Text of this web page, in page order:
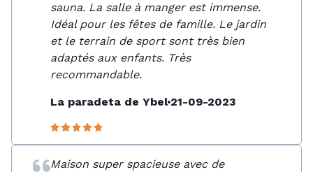
sauna. La salle à manger est immense.
Idéal pour les fêtes de famille. Le jardin
et le terrain de sport sont très bien
adaptés aux enfants. Très
recommandable.
La paradeta de Ybel 21-09-2023
Maison super spacieuse avec de